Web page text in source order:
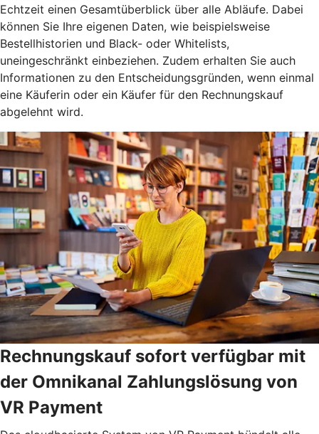
Echtzeit einen Gesamtüberblick über alle Abläufe. Dabei
können Sie Ihre eigenen Daten, wie beispielsweise
Bestellhistorien und Black- oder Whitelists,
uneingeschränkt einbeziehen. Zudem erhalten Sie auch
Informationen zu den Entscheidungsgründen, wenn einmal
eine Käuferin oder ein Käufer für den Rechnungskauf
abgelehnt wird.
Rechnungskauf sofort verfügbar mit
der Omnikanal Zahlungslösung von
VR Payment